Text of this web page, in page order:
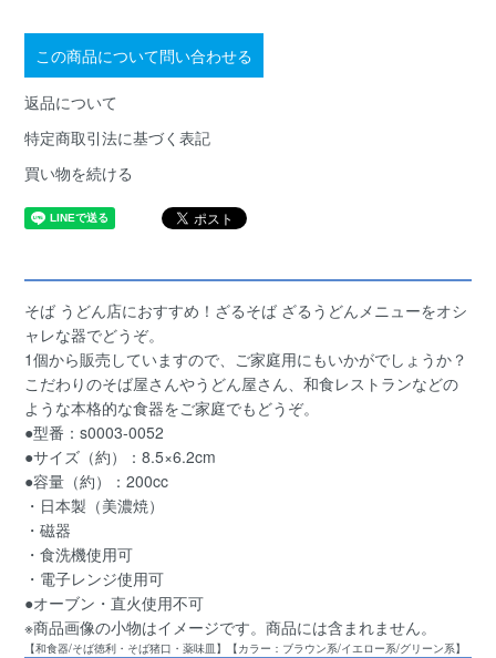
この商品について問い合わせる
返品について
特定商取引法に基づく表記
買い物を続ける
そば うどん店におすすめ！ざるそば ざるうどんメニューをオシ
ャレな器でどうぞ。
1個から販売していますので、ご家庭用にもいかがでしょうか？
こだわりのそば屋さんやうどん屋さん、和食レストランなどの
ような本格的な食器をご家庭でもどうぞ。
●型番：s0003-0052
●サイズ（約）：8.5×6.2cm
●容量（約）：200cc
・日本製（美濃焼）
・磁器
・食洗機使用可
・電子レンジ使用可
●オーブン・直火使用不可
※商品画像の小物はイメージです。商品には含まれません。
【和食器/そば徳利・そば猪口・薬味皿】【カラー：ブラウン系/イエロー系/グリーン系】